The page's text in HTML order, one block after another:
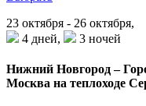
23 октября - 26 октября,
4 дней,
3 ночей
Нижний Новгород –
Москва на теплоходе